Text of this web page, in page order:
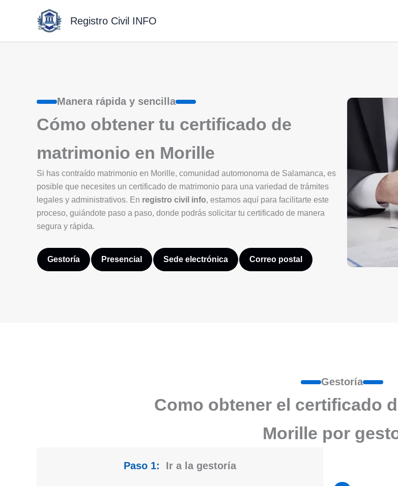
Registro Civil INFO
Manera rápida y sencilla
Cómo obtener tu certificado de
matrimonio en Morille
Si has contraído matrimonio en Morille, comunidad automonoma de Salamanca, es
posible que necesites un certificado de matrimonio para una variedad de trámites
legales y administrativos. En registro civil info, estamos aquí para facilitarte este
proceso, guiándote paso a paso, donde podrás solicitar tu certificado de manera
segura y rápida.
Gestoría Presencial Sede electrónica Correo postal
Gestoría
Como obtener el certificado
Morille por
Paso 1: Ir a la gestoría